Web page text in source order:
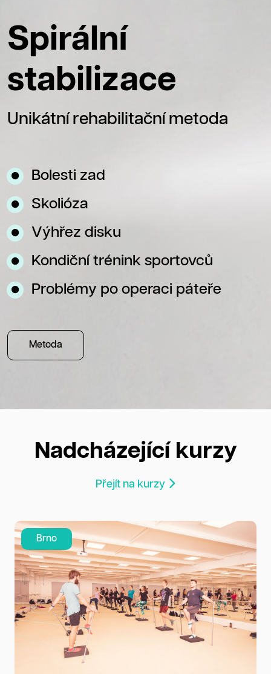
Spirální
stabilizace
Unikátní rehabilitační metoda
Bolesti zad
Skolióza
Výhřez disku
Kondiční trénink sportovců
Problémy po operaci páteře
Metoda
Nadcházející kurzy
Přejít na kurzy
Brno